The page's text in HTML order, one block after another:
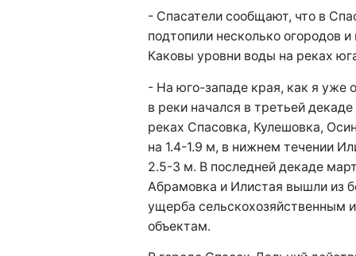
- Спасатели сообщают, что в
подтопили несколько огородов
Каковы уровни воды на реках
- На юго-западе края, как я уже
в реки начался в третьей
реках Спасовка, Кулешовка,
на 1.4-1.9 м, в нижнем течении
2.5-3 м. В последней декаде
Абрамовка и Илистая вышли из
ущерба сельскохозяйственным
объектам.